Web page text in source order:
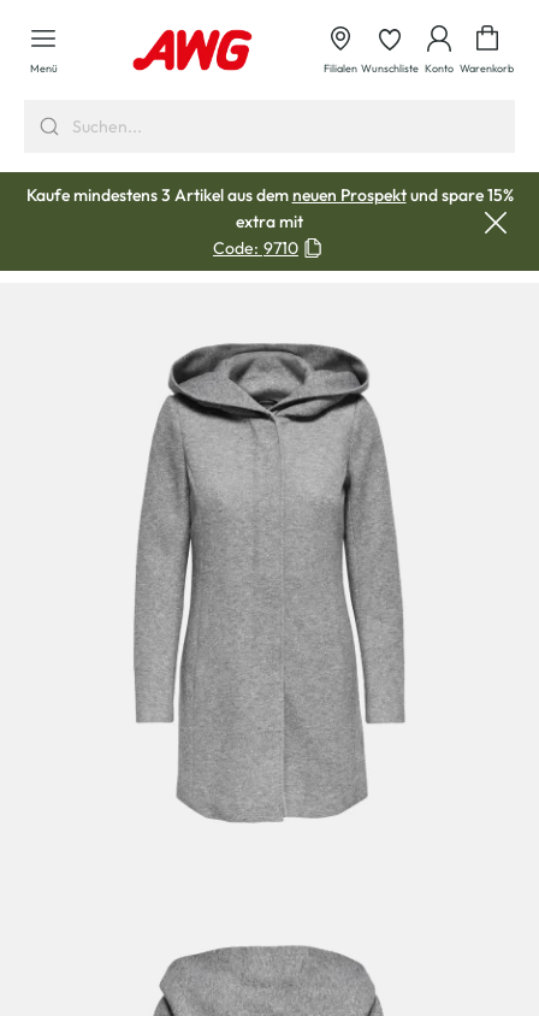
springen
Menü Filialen Wunschliste Konto Warenkorb
Kaufe mindestens 3 Artikel aus demneuen Prospektund spare 15%
extra mit
Code: 9710